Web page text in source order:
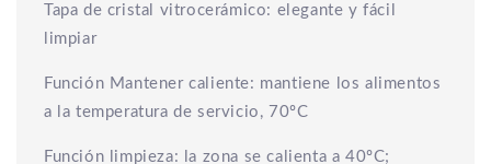
Tapa de cristal vitrocerámico: elegante y fácil
limpiar
Función Mantener caliente: mantiene los alimentos
a la temperatura de servicio, 70ºC
Función limpieza: la zona se calienta a 40ºC;